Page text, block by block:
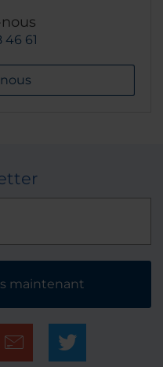
46 61
maintenant